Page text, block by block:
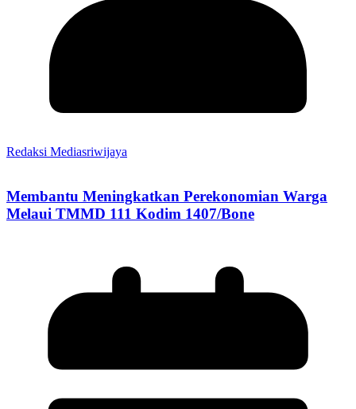
Redaksi Mediasriwijaya
Membantu Meningkatkan Perekonomian Warga
Melaui TMMD 111 Kodim 1407/Bone